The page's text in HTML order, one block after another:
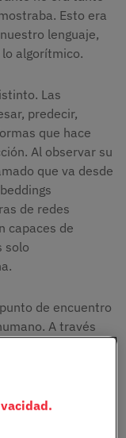
Esto era
lenguaje,
algorítmico.
Las
predecir,
que hace
Al observar su
que va desde
de redes
capaces de
solo
de encuentro
A través
Learning
diseñar
ética,